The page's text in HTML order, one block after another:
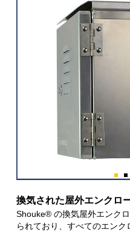
換気された屋外エンクロ
Shouke® の換気屋外エンク
られており、すべてのエン